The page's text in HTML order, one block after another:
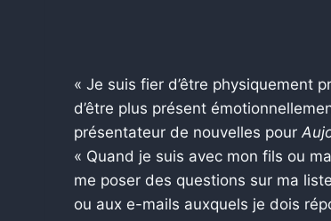
« Je suis fier d’être physiquement
d’être plus présent
présentateur de nouvelles pour
« Quand je suis avec mon fils ou
me poser des questions sur ma
ou aux e-mails auxquels je dois